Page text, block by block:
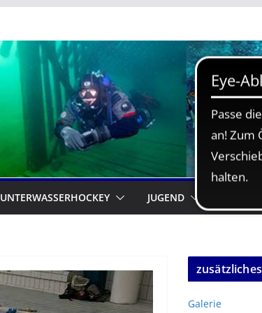
UNTERWASSERHOCKEY JUGEND
zusätzliches
Galerie